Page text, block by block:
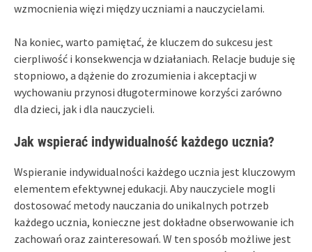
wzmocnienia więzi między uczniami a nauczycielami.
Na koniec, warto pamiętać, że kluczem do sukcesu jest
cierpliwość i konsekwencja w działaniach. Relacje buduje się
stopniowo, a dążenie do zrozumienia i akceptacji w
wychowaniu przynosi długoterminowe korzyści zarówno
dla dzieci, jak i dla nauczycieli.
Jak wspierać indywidualność każdego ucznia?
Wspieranie indywidualności każdego ucznia jest kluczowym
elementem efektywnej edukacji. Aby nauczyciele mogli
dostosować metody nauczania do unikalnych potrzeb
każdego ucznia, konieczne jest dokładne obserwowanie ich
zachowań oraz zainteresowań. W ten sposób możliwe jest